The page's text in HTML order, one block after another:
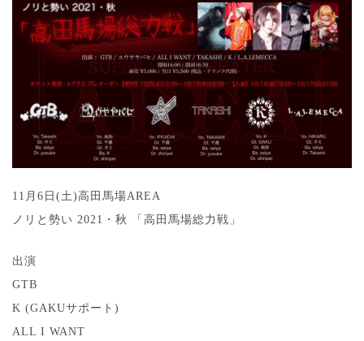
11月6日(土)高田馬場AREA
ノリと勢い 2021・秋 「高田馬場総力戦」
出演
GTB
K (GAKUサポート)
ALL I WANT